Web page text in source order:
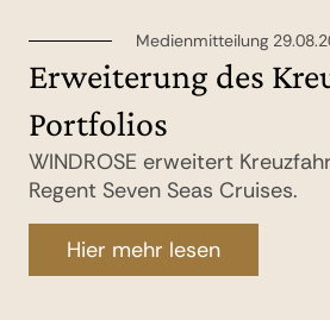
Medienmitteilung
Erweiterung des
Portfolios
WINDROSE erweitert
Regent Seven Seas Cruises.
Hier mehr lesen